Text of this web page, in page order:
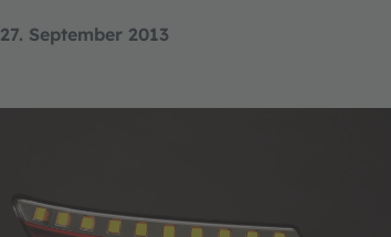
27. September 2013